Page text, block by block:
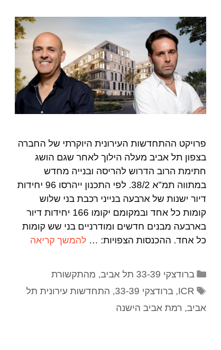
פרויקט ההתחדשות העירונית היוקרתי של החברה
בצפון תל אביב מעלה הילוך לאחר שגם הושג
חתימת הרוב הדרוש להריסה ובנייה מחדש
במתווה תמ"א 38/2. לפי התכנון ייהרסו 96 יחידות
דיור ישנות של ארבעה בנייני רכבת בני שלוש
קומות כל אחד ובמקומם יקומו 166 יחידות דיור
בארבעה מבנים חדשים ומודרניים בני שש קומות
כל אחד. ההכנסות הצפויות: … להמשך קריאה
ברודצקי 33-39 תל אביב , מהתקשורת
ICR
,ברודצקי 33-39 , התחדשות עירונית תל
אביב, רמת אביב הישנה